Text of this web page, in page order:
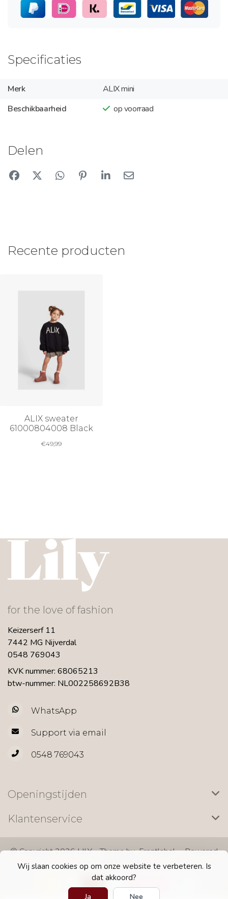
Wij slaan cookies op om onze website te verbeteren. Is
dat akkoord?
Ja Nee
Specificaties
Merk
ALIX mini
Beschikbaarheid
op voorraad
Delen
Recente producten
ALIX sweater
61000804008 Black
€49,99
for the love of fashion
Keizerserf 11
7442 MG Nijverdal
0548 769043
KVK nummer: 68065213
btw-nummer: NL002258692B38
WhatsApp
Support via email
0548 769043
Openingstijden
Klantenservice
© Copyright 2026 LILY - Theme byFrontlabel- Powered
byLightspeed